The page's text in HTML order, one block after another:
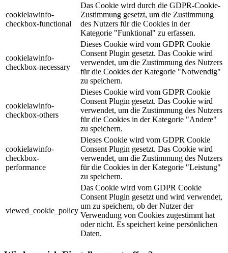
cookielawinfo-
checkbox-functional
Das Cookie wird durch die GDPR-Cookie-
Zustimmung gesetzt, um die Zustimmung
des Nutzers für die Cookies in der
Kategorie "Funktional" zu erfassen.
cookielawinfo-
checkbox-necessary
Dieses Cookie wird vom GDPR Cookie
Consent Plugin gesetzt. Das Cookie wird
verwendet, um die Zustimmung des Nutzers
für die Cookies der Kategorie "Notwendig"
zu speichern.
cookielawinfo-
checkbox-others
Dieses Cookie wird vom GDPR Cookie
Consent Plugin gesetzt. Das Cookie wird
verwendet, um die Zustimmung des Nutzers
für die Cookies in der Kategorie "Andere"
zu speichern.
cookielawinfo-
checkbox-
performance
Dieses Cookie wird vom GDPR Cookie
Consent Plugin gesetzt. Das Cookie wird
verwendet, um die Zustimmung des Nutzers
für die Cookies in der Kategorie "Leistung"
zu speichern.
viewed_cookie_policy
Das Cookie wird vom GDPR Cookie
Consent Plugin gesetzt und wird verwendet,
um zu speichern, ob der Nutzer der
Verwendung von Cookies zugestimmt hat
oder nicht. Es speichert keine persönlichen
Daten.